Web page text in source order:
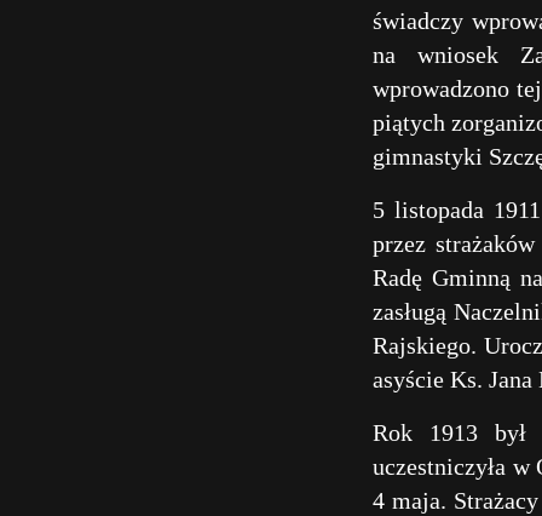
świadczy
na wniosek
wprowadzono
piątych
gimnastyki
5 listopada
przez
Radę Gminną
zasługą
Rajskiego.
asyście Ks.
Rok 1913 był
uczestniczyła
4 maja.